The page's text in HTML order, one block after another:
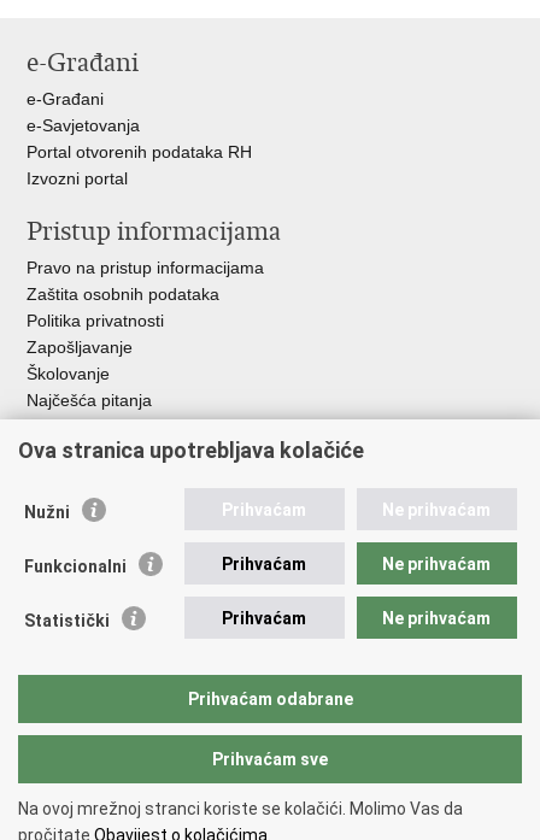
Facebooku
X-
e-Građani
e-Građani
e-Savjetovanja
Portal otvorenih podataka RH
Izvozni portal
Pristup informacijama
Pravo na pristup informacijama
Zaštita osobnih podataka
Politika privatnosti
Zapošljavanje
Školovanje
Najčešća pitanja
Važne poveznice
EMN Nacionalna kontaktna točka za Republiku Hrvatsku
Policijska akademija
Zaklada policijske solidarnosti
Udruge
Copyright © 2026 Ministarstvo unutarnjih poslova Republike Hrvatske.
Ova stranica upotrebljava kolačiće
Nužni Prihvaćam Ne prihvaćam
Funkcionalni Prihvaćam Ne prihvaćam
Statistički Prihvaćam Ne prihvaćam
Prihvaćam odabrane
Prihvaćam sve
Na ovoj mrežnoj stranci koriste se kolačići. Molimo Vas da
pročitate Obavijest o kolačićima.